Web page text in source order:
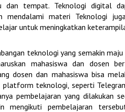
dan tempat. Teknologi digital
mendalami materi Teknologi
untuk meningkatkan
teknologi yang semakin
mahasiswa dan dosen
dosen dan mahasiswa bisa
teknologi, seperti
pembelajaran yang dilakukan
mengikuti pembelajaran